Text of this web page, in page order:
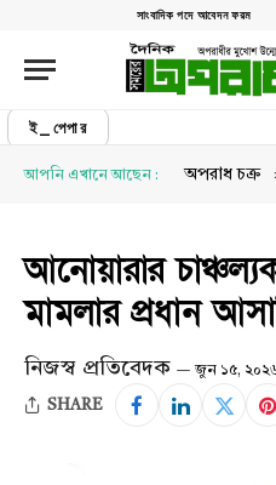
সাংবাদিক পদে আবেদন ফরম
ই_পেপার
আপনি এখানে আছেন : অপরাধ চক্র
আনোয়ারার
মামলার প্রধান
নিজস্ব প্রতিবেদক জুন ১৫,
SHARE